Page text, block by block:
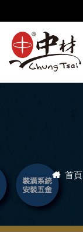
首頁